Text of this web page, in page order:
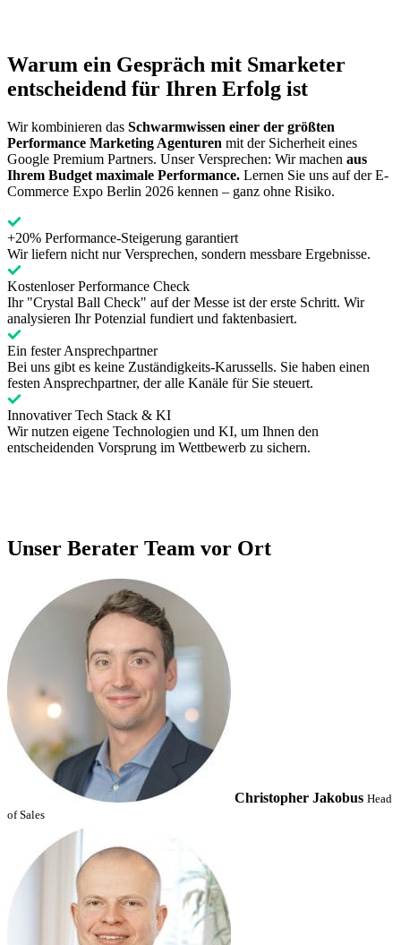
Warum ein Gespräch mit Smarketer
entscheidend für Ihren Erfolg ist
Wir kombinieren das Schwarmwissen einer der größten
Performance Marketing Agenturen mit der Sicherheit eines
Google Premium Partners. Unser Versprechen: Wir machen aus
Ihrem Budget maximale Performance. Lernen Sie uns auf der E-
Commerce Expo Berlin 2026 kennen – ganz ohne Risiko.
+20% Performance-Steigerung garantiert
Wir liefern nicht nur Versprechen, sondern messbare Ergebnisse.
Kostenloser Performance Check
Ihr "Crystal Ball Check" auf der Messe ist der erste Schritt. Wir
analysieren Ihr Potenzial fundiert und faktenbasiert.
Ein fester Ansprechpartner
Bei uns gibt es keine Zuständigkeits-Karussells. Sie haben einen
festen Ansprechpartner, der alle Kanäle für Sie steuert.
Innovativer Tech Stack & KI
Wir nutzen eigene Technologien und KI, um Ihnen den
entscheidenden Vorsprung im Wettbewerb zu sichern.
Unser Berater Team vor Ort
Christopher Jakobus Head
of Sales